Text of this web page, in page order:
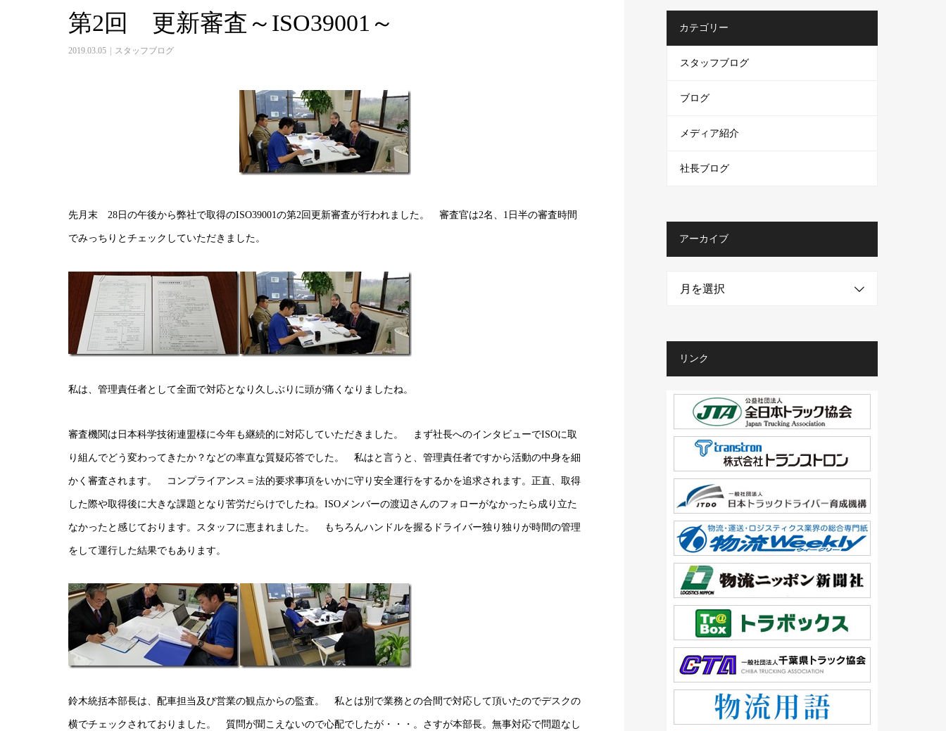
第2回 更新審査～ISO39001～
2019.03.05 スタッフブログ
先月末 28日の午後から弊社で取得のISO39001の第2回更新審査が行われました。 審査官は2名、1日半の審査時間
でみっちりとチェックしていただきました。
私は、管理責任者として全面で対応となり久しぶりに頭が痛くなりましたね。
審査機関は日本科学技術連盟様に今年も継続的に対応していただきました。 まず社長へのインタビューでISOに取
り組んでどう変わってきたか？などの率直な質疑応答でした。 私はと言うと、管理責任者ですから活動の中身を細
かく審査されます。 コンプライアンス＝法的要求事項をいかに守り安全運行をするかを追求されます。正直、取得
した際や取得後に大きな課題となり苦労だらけでしたね。ISOメンバーの渡辺さんのフォローがなかったら成り立た
なかったと感じております。スタッフに恵まれました。 もちろんハンドルを握るドライバー独り独りが時間の管理
をして運行した結果でもあります。
鈴木統括本部長は、配車担当及び営業の観点からの監査。 私とは別で業務との合間で対応して頂いたのでデスクの
横でチェックされておりました。 質問が聞こえないので心配でしたが・・・。さすが本部長。無事対応で問題なし
カテゴリー
スタッフブログ
ブログ
メディア紹介
社長ブログ
アーカイブ
月を選択
リンク